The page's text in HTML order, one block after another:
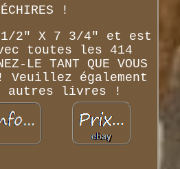
!
2" X 7 3/4" et est
toutes les 414
LE TANT QUE VOUS
!! Veuillez également
autres livres !